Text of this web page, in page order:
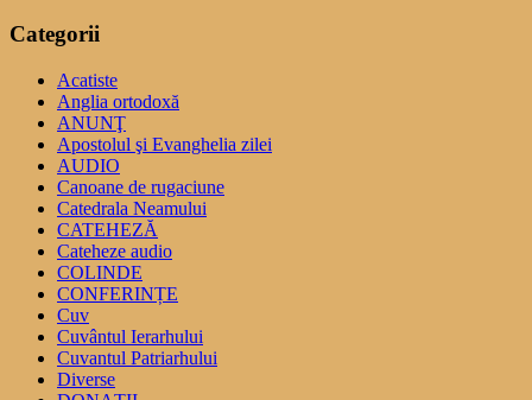
Categorii
Acatiste
Anglia ortodoxă
ANUNŢ
Apostolul şi Evanghelia zilei
AUDIO
Canoane de rugaciune
Catedrala Neamului
CATEHEZĂ
Cateheze audio
COLINDE
CONFERINȚE
Cuv
Cuvântul Ierarhului
Cuvantul Patriarhului
Diverse